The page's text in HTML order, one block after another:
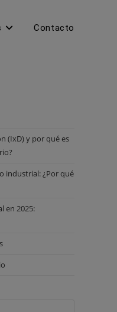
Contacto
(IxD) y por qué es
industrial: ¿Por qué
en 2025: